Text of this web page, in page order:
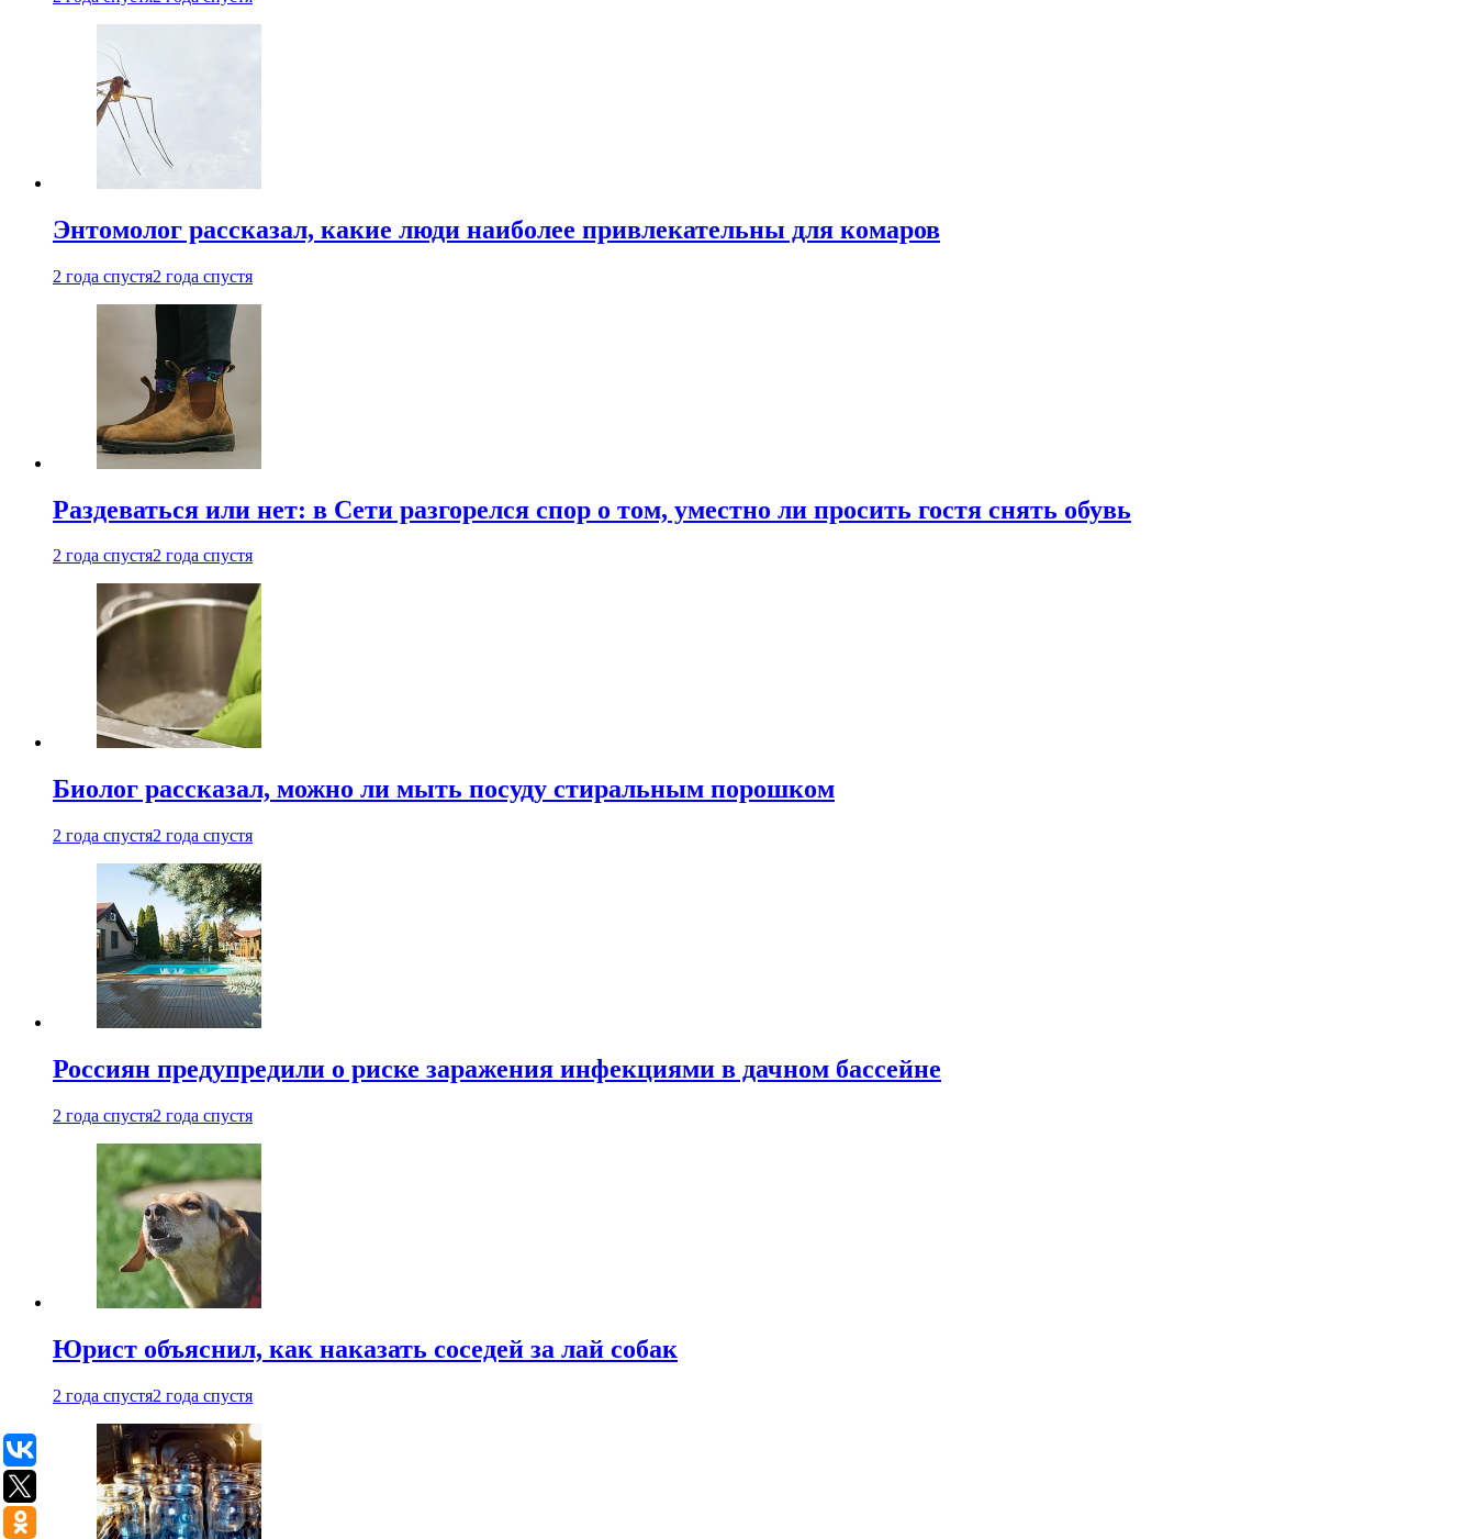
Энтомолог рассказал, какие люди наиболее привлекательны для комаров
2 года спустя2 года спустя
Раздеваться или нет: в Сети разгорелся спор о том, уместно ли просить гостя снять обувь
2 года спустя2 года спустя
Биолог рассказал, можно ли мыть посуду стиральным порошком
2 года спустя2 года спустя
Россиян предупредили о риске заражения инфекциями в дачном бассейне
2 года спустя2 года спустя
Юрист объяснил, как наказать соседей за лай собак
2 года спустя2 года спустя